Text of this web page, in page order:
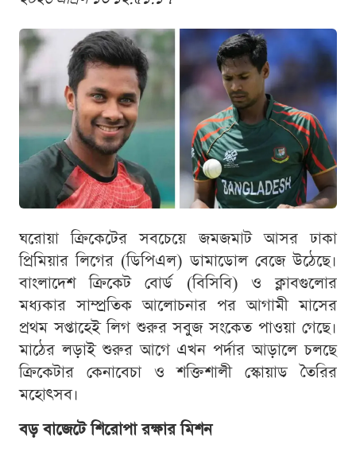
ঘরোয়া ক্রিকেটের সবচেয়ে জমজমাট আসর ঢাকা
প্রিমিয়ার লিগের (ডিপিএল) ডামাডোল বেজে উঠেছে।
বাংলাদেশ ক্রিকেট বোর্ড (বিসিবি) ও ক্লাবগুলোর
মধ্যকার সাম্প্রতিক আলোচনার পর আগামী মাসের
প্রথম সপ্তাহেই লিগ শুরুর সবুজ সংকেত পাওয়া গেছে।
মাঠের লড়াই শুরুর আগে এখন পর্দার আড়ালে চলছে
ক্রিকেটার কেনাবেচা ও শক্তিশালী স্কোয়াড তৈরির
মহোৎসব।
বড় বাজেটে শিরোপা রক্ষার মিশন